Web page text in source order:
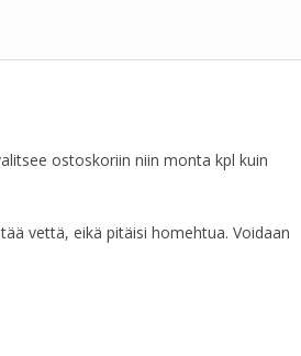
ostoskoriin niin monta kpl kuin
vettä, eikä pitäisi homehtua. Voidaan